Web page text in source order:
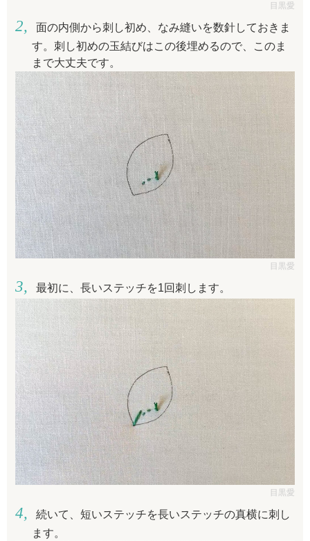
目黒愛
面の内側から刺し初め、なみ縫いを数針しておきま
す。刺し初めの玉結びはこの後埋めるので、このま
まで大丈夫です。
目黒愛
最初に、長いステッチを1回刺します。
目黒愛
続いて、短いステッチを長いステッチの真横に刺し
ます。